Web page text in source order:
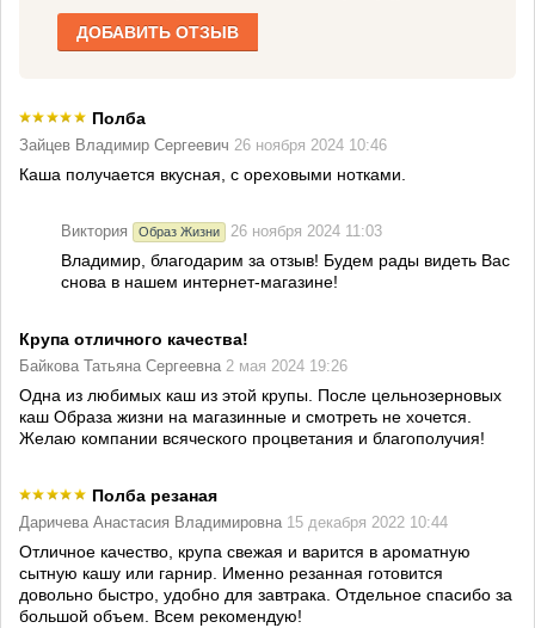
ДОБАВИТЬ ОТЗЫВ
Полба
Зайцев Владимир Сергеевич 26 ноября 2024 10:46
Каша получается вкусная, с ореховыми нотками.
Виктория Образ Жизни 26 ноября 2024 11:03
Владимир, благодарим за отзыв! Будем рады видеть Вас
снова в нашем интернет-магазине!
Крупа отличного качества!
Байкова Татьяна Сергеевна 2 мая 2024 19:26
Одна из любимых каш из этой крупы. После цельнозерновых
каш Образа жизни на магазинные и смотреть не хочется.
Желаю компании всяческого процветания и благополучия!
Полба резаная
Даричева Анастасия Владимировна 15 декабря 2022 10:44
Отличное качество, крупа свежая и варится в ароматную
сытную кашу или гарнир. Именно резанная готовится
довольно быстро, удобно для завтрака. Отдельное спасибо за
большой объем. Всем рекомендую!